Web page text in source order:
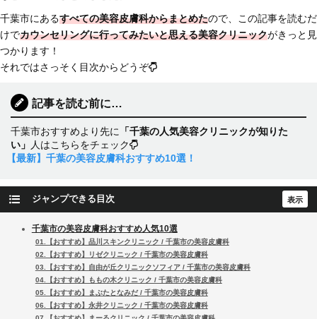
千葉市にあるすべての美容皮膚科からまとめたので、この記事を読むだ
けでカウンセリングに行ってみたいと思える美容クリニックがきっと見
つかります！
それではさっそく目次からどうぞ
記事を読む前に…
千葉市おすすめより先に
「千葉の人気美容クリニックが知りた
い」
人はこちらをチェック
【最新】千葉の美容皮膚科おすすめ10選！
ジャンプできる目次
千葉市の美容皮膚科おすすめ人気10選
01.【おすすめ】品川スキンクリニック / 千葉市の美容皮膚科
02.【おすすめ】リゼクリニック / 千葉市の美容皮膚科
03.【おすすめ】自由が丘クリニックソフィア / 千葉市の美容皮膚科
04.【おすすめ】ももの木クリニック / 千葉市の美容皮膚科
05.【おすすめ】まぶたとなみだ / 千葉市の美容皮膚科
06.【おすすめ】永井クリニック / 千葉市の美容皮膚科